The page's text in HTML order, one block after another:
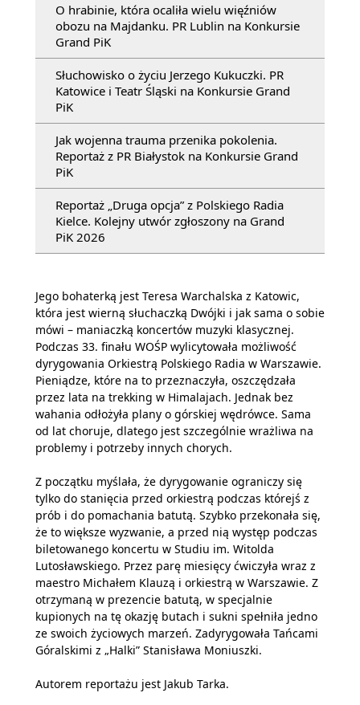
O hrabinie, która ocaliła wielu więźniów
obozu na Majdanku. PR Lublin na Konkursie
Grand PiK
Słuchowisko o życiu Jerzego Kukuczki. PR
Katowice i Teatr Śląski na Konkursie Grand
PiK
Jak wojenna trauma przenika pokolenia.
Reportaż z PR Białystok na Konkursie Grand
PiK
Reportaż „Druga opcja” z Polskiego Radia
Kielce. Kolejny utwór zgłoszony na Grand
PiK 2026
Jego bohaterką jest Teresa Warchalska z Katowic,
która jest wierną słuchaczką Dwójki i jak sama o sobie
mówi – maniaczką koncertów muzyki klasycznej.
Podczas 33. finału WOŚP wylicytowała możliwość
dyrygowania Orkiestrą Polskiego Radia w Warszawie.
Pieniądze, które na to przeznaczyła, oszczędzała
przez lata na trekking w Himalajach. Jednak bez
wahania odłożyła plany o górskiej wędrówce. Sama
od lat choruje, dlatego jest szczególnie wrażliwa na
problemy i potrzeby innych chorych.
Z początku myślała, że dyrygowanie ograniczy się
tylko do stanięcia przed orkiestrą podczas którejś z
prób i do pomachania batutą. Szybko przekonała się,
że to większe wyzwanie, a przed nią występ podczas
biletowanego koncertu w Studiu im. Witolda
Lutosławskiego. Przez parę miesięcy ćwiczyła wraz z
maestro Michałem Klauzą i orkiestrą w Warszawie. Z
otrzymaną w prezencie batutą, w specjalnie
kupionych na tę okazję butach i sukni spełniła jedno
ze swoich życiowych marzeń. Zadyrygowała Tańcami
Góralskimi z „Halki” Stanisława Moniuszki.
Autorem reportażu jest Jakub Tarka.